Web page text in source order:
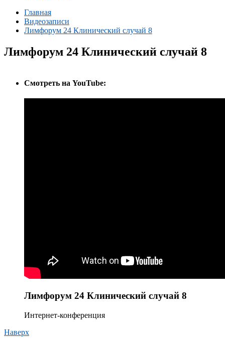
Главная
Видеозаписи
Лимфорум 24 Клинический случай 8
Лимфорум 24 Клинический случай 8
Cмотреть на YouTube:
Лимфорум 24 Клинический случай 8
Интернет-конференция
Наверх